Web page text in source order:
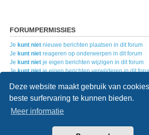
Deze website maakt gebruik van
beste surfervaring te kunnen bieden.
Meer informatie
FORUMPERMISSIES
Je kunt niet nieuwe berichten plaatsen in dit forum
Je kunt niet reageren op onderwerpen in dit forum
Je kunt niet je eigen berichten wijzigen in dit forum
Jekunt nietje eigen berichten verwijderen in dit
Home Forumoverzicht
® Forum Software © phpBB Limited